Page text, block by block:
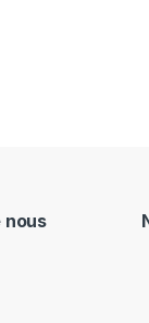
nous